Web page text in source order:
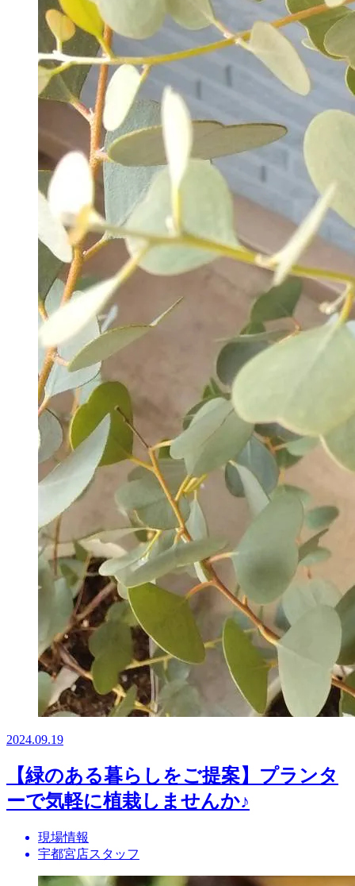
2024.09.19
【緑のある暮らしをご提案】プランタ
ーで気軽に植栽しませんか♪
現場情報
宇都宮店スタッフ